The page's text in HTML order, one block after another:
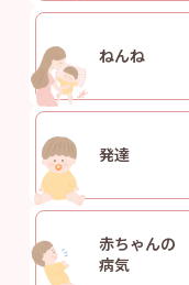
ねんね
発達
赤ちゃんの
病気